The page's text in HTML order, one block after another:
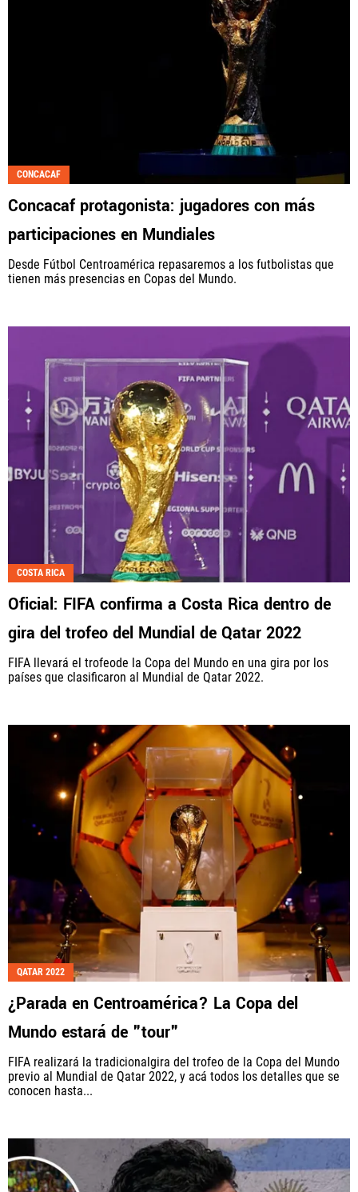
CONCACAF
Concacaf protagonista: jugadores con más
participaciones en Mundiales
Desde Fútbol Centroamérica repasaremos a los futbolistas que
tienen más presencias en Copas del Mundo.
COSTA RICA
Oficial: FIFA confirma a Costa Rica dentro de
gira del trofeo del Mundial de Qatar 2022
FIFA llevará el trofeode la Copa del Mundo en una gira por los
países que clasificaron al Mundial de Qatar 2022.
QATAR 2022
¿Parada en Centroamérica? La Copa del
Mundo estará de "tour"
FIFA realizará la tradicionalgira del trofeo de la Copa del Mundo
previo al Mundial de Qatar 2022, y acá todos los detalles que se
conocen hasta...